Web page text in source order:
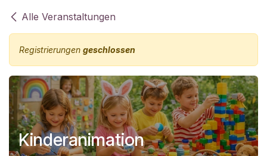
Alle Veranstaltungen
Registrierungen geschlossen
Kinderanimation